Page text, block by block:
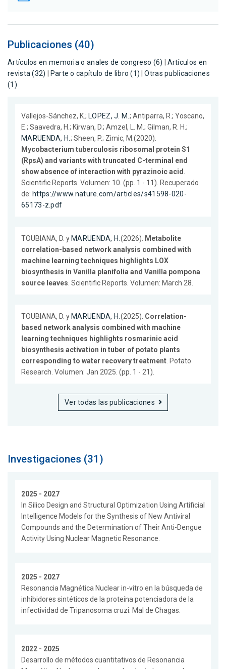
Publicaciones (40)
Artículos en memoria o anales de congreso (6)
Artículos en
revista (32)
Parte o capítulo de libro (1) |Otras publicaciones
(1)
Vallejos-Sánchez, K.; LOPEZ, J. M. ; Antiparra, R.; Yoscano,
E.; Saavedra, H.; Kirwan, D.; Amzel, L. M.; Gilman, R. H.;
MARUENDA, H. ; Sheen, P.; Zimic, M.(2020).
Mycobacterium tuberculosis ribosomal protein S1
(RpsA) and variants with truncated C-terminal end
show absence of interaction with pyrazinoic acid
Scientific Reports. Volumen: 10. (pp. 1 - 11). Recuperado
de: https://www.nature.com/articles/s41598-020-
65173-z.pdf
TOUBIANA, D. y MARUENDA, H. (2026).
Metabolite
correlation-based network analysis combined with
machine learning techniques highlights LOX
biosynthesis in Vanilla planifolia and Vanilla pompona
source leaves . Scientific Reports. Volumen: March 28.
TOUBIANA, D. y MARUENDA, H. (2025). Correlation-
based network analysis combined with machine
learning techniques highlights rosmarinic acid
biosynthesis activation in tuber of potato plants
corresponding to water recovery treatment . Potato
Research. Volumen: Jan 2025. (pp. 1 - 21).
Ver todas las publicaciones
Investigaciones (31)
2025 - 2027
In Silico Design and Structural Optimization Using Artificial
Intelligence Models for the Synthesis of New Antiviral
Compounds and the Determination of Their Anti-Dengue
Activity Using Nuclear Magnetic Resonance.
2025 - 2027
Resonancia Magnética Nuclear in-vitro en la búsqueda de
inhibidores sintéticos de la proteína potenciadora de la
infectividad de Tripanosoma cruzi: Mal de Chagas.
2022 - 2025
Desarrollo de métodos cuantitativos de Resonancia